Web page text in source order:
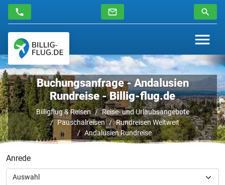
Buchungsanfrage - Andalusien
Rundreise - Billig-flug.de
Billigflug & Reisen
Reise- und Urlaubsangebote
Pauschalreisen
Rundreisen Weltweit
Andalusien Rundreise
Anrede